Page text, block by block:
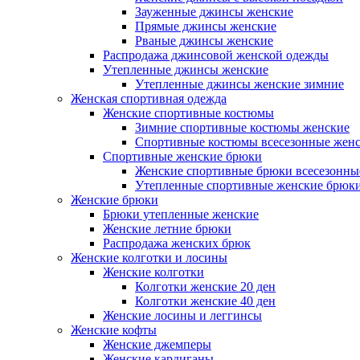
Зауженные джинсы женские
Прямые джинсы женские
Рваные джинсы женские
Распродажа джинсовой женской одежды
Утепленные джинсы женские
Утепленные джинсы женские зимние
Женская спортивная одежда
Женские спортивные костюмы
Зимние спортивные костюмы женские
Спортивные костюмы всесезонные
Спортивные женские брюки
Женские спортивные брюки
Утепленные спортивные женские
Женские брюки
Брюки утепленные женские
Женские летние брюки
Распродажа женских брюк
Женские колготки и лосины
Женские колготки
Колготки женские 20 ден
Колготки женские 40 ден
Женские лосины и леггинсы
Женские кофты
Женские джемперы